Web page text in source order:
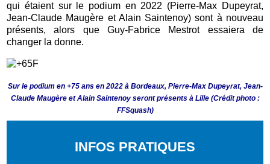
qui étaient sur le podium en 2022 (Pierre-Max Dupeyrat,
Jean-Claude Maugère et Alain Saintenoy) sont à nouveau
présents, alors que Guy-Fabrice Mestrot essaiera de
changer la donne.
Sur le podium en +75 ans en 2022 à Bordeaux, Pierre-Max Dupeyrat, Jean-
Claude Maugère et Alain Saintenoy seront présents à Lille (Crédit photo :
FFSquash)
INFOS PRATIQUES